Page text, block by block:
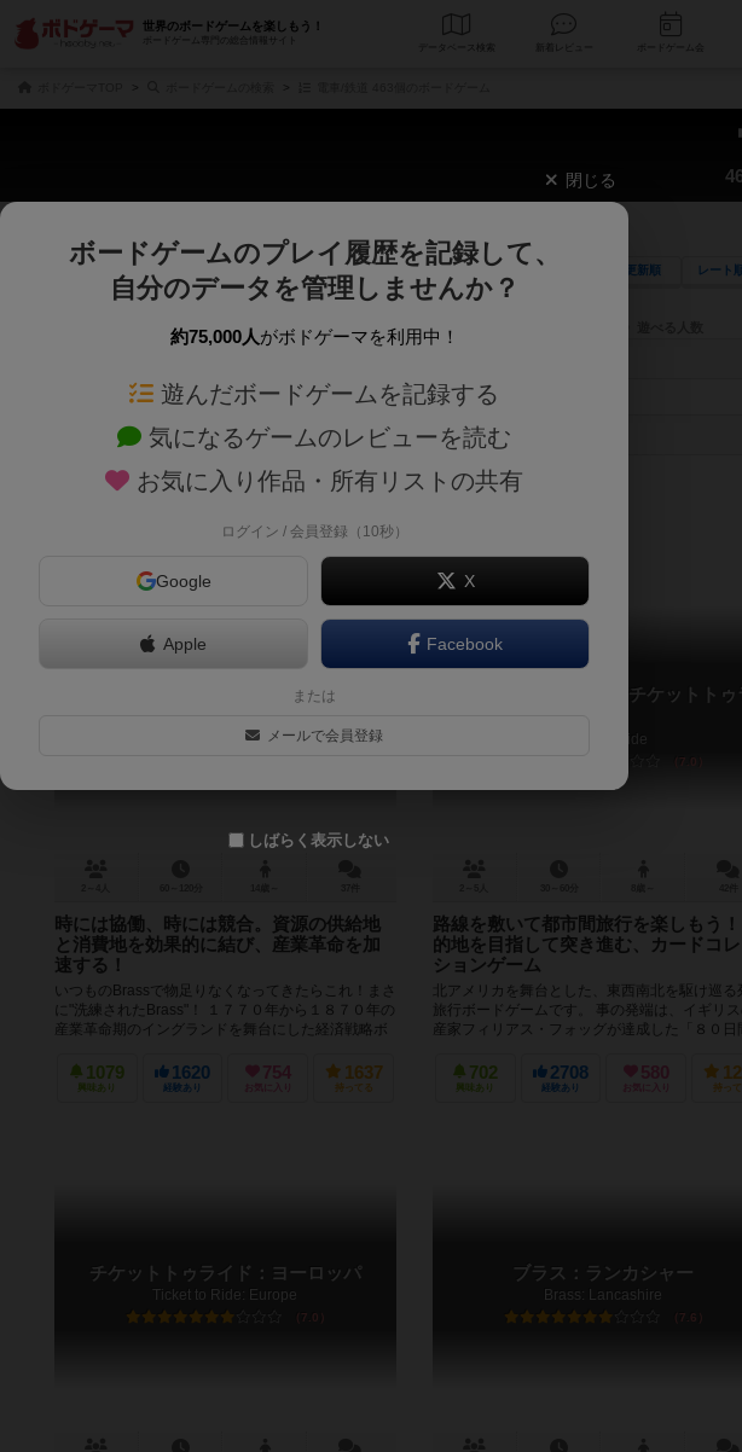
世界のボードゲームを楽しもう！
ボードゲーム専門の総合情報サイト
データベース
じっくり表示 更新順 レート
商品名、商品説明文、デザイナー名、テーマ名、メカニクス名を対象にフリーワード検索ができます。
ゲームデザイナー名を指定して検索できます。
ゲームデザイナー
対象年齢を指定します。 世界観や登場人物などモチーフ・ストーリーを
テーマ/フレーバー
×電車/鉄道
ブラス：バーミンガム
8.2
時には協働、時には競合。資源の供給地
と消費地を効果的に結び、産業革命を加
速する！
いつものBrassで物足りなくなってきたらこれ！まさ
に"洗練されたBrass"！ １７７０年から１８７０年の
産業革命期のイングランドを舞台にした経済戦略ボ
1079
興味あり
1620
経験あり
754
お気に入り
1637
持ってる
チケットトゥライド / チケットトゥ
Ticket to Ride
7.0
路線を敷いて都市間旅行を楽しもう！
的地を目指して突き進む、カードコレ
ションゲーム
北アメリカを舞台とした、東西南北を駆け巡る
旅行ボードゲームです。 事の発端は、イギリ
産家フィリアス・フォッグが達成した「８０日
702
興味あり
2708
経験あり
580
お気に入り 持っ
チケットトゥライド：ヨーロッパ
Ticket to Ride: Europe
7.0
ブラス：ランカシャー
Brass: Lancashire
7.6
閉じる
ボードゲームのプレイ履歴を記録して、
自分のデータを管理しませんか？
約75,000人がボドゲーマを利用中！
遊んだボードゲームを記録する
気になるゲームのレビューを読む
お気に入り作品・所有リストの共有
ログイン / 会員登録（10秒）
Google X
Apple Facebook
または
メールで会員登録
しばらく表示しない